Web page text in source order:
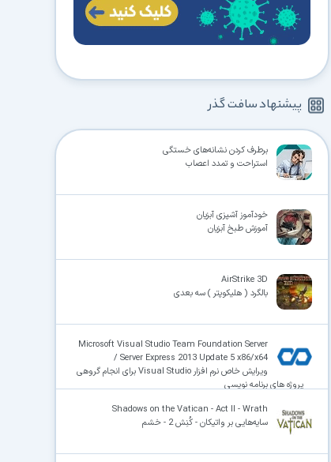
پیشنهاد سافت گذر
برطرف کردن نشانه‌های خستگی
استراحت و تمدد اعصاب
خودآموز آشپزی آبزیان
آموزش طبخ آبزیان
AirStrike 3D
بالگرد ( هلیکوپتر ) سه بعدی
Microsoft Visual Studio Team Foundation Server
/ Server Express 2013 Update 5 x86/x64
ویرایش خاص نرم افزار Visual Studio‌ برای انجام گروهی
پروژه های برنامه نویسی
Shadows on the Vatican - Act II - Wrath
سایه‌هایی بر واتیکان - کُنِش 2 - خشم